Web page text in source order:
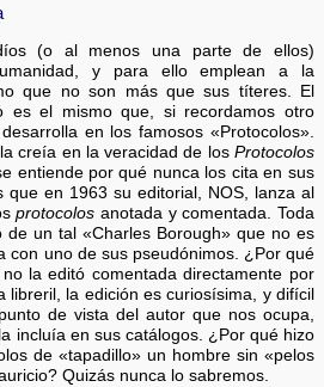
(o al menos una parte de ellos)
y para ello emplean a la
que no son más que sus títeres. El
es el mismo que, si recordamos otro
en los famosos «Protocolos».
creía en la veracidad de los Protocolos
entiende por qué nunca los cita en sus
en 1963 su editorial, NOS, lanza al
protocolos anotada y comentada. Toda
de un tal «Charles Borough» que no es
con uno de sus pseudónimos. ¿Por qué
la editó comentada directamente por
libreril, la edición es curiosísima, y difícil
de vista del autor que nos ocupa,
incluía en sus catálogos. ¿Por qué hizo
de «tapadillo» un hombre sin «pelos
Quizás nunca lo sabremos.